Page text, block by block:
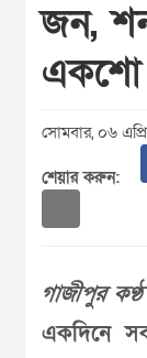
জন,
একশো
সোমবার, ০৬
শেয়ার করুন:
গাজীপুর
একদিনে